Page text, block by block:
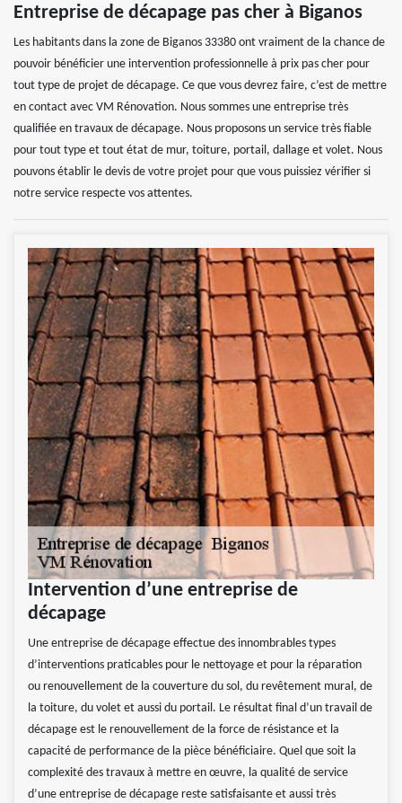
Entreprise de décapage pas cher à Biganos
Les habitants dans la zone de Biganos 33380 ont vraiment de la chance de
pouvoir bénéficier une intervention professionnelle à prix pas cher pour
tout type de projet de décapage. Ce que vous devrez faire, c’est de mettre
en contact avec VM Rénovation. Nous sommes une entreprise très
qualifiée en travaux de décapage. Nous proposons un service très fiable
pour tout type et tout état de mur, toiture, portail, dallage et volet. Nous
pouvons établir le devis de votre projet pour que vous puissiez vérifier si
notre service respecte vos attentes.
Intervention d’une entreprise de
décapage
Une entreprise de décapage effectue des innombrables types
d’interventions praticables pour le nettoyage et pour la réparation
ou renouvellement de la couverture du sol, du revêtement mural, de
la toiture, du volet et aussi du portail. Le résultat final d’un travail de
décapage est le renouvellement de la force de résistance et la
capacité de performance de la pièce bénéficiaire. Quel que soit la
complexité des travaux à mettre en œuvre, la qualité de service
d’une entreprise de décapage reste satisfaisante et aussi très